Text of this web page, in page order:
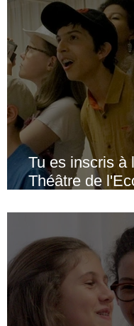
sublimer ton
vidéos offertes)
Tu es inscris à
Théâtre de
Marais : Voici
stages pour
limites (+ tes
🎬